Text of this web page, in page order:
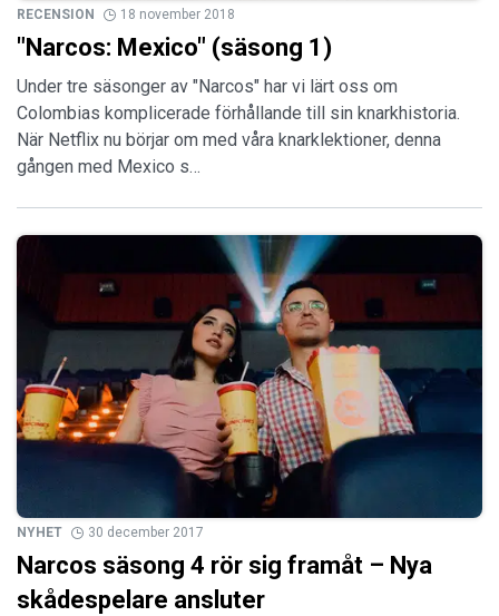
RECENSION 18 november 2018
"Narcos: Mexico" (säsong 1)
Under tre säsonger av "Narcos" har vi lärt oss om
Colombias komplicerade förhållande till sin knarkhistoria.
När Netflix nu börjar om med våra knarklektioner, denna
gången med Mexico s…
NYHET 30 december 2017
Narcos säsong 4 rör sig framåt – Nya
skådespelare ansluter